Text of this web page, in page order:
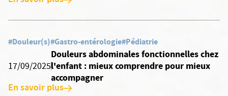
#Douleur(s)#Gastro-entérologie#Pédiatrie
17/09/2025
Douleurs abdominales fonctionnelles chez
l'enfant : mieux comprendre pour mieux
accompagner
En savoir plus